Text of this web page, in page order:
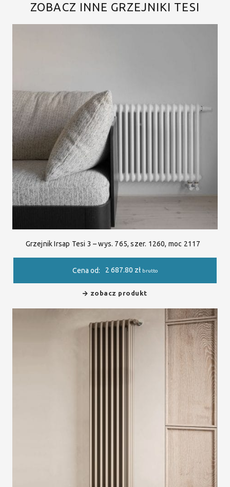
ZOBACZ INNE GRZEJNIKI TESI
Grzejnik Irsap Tesi 3 – wys. 765, szer. 1260, moc 2117
Cena od: 2 687.80 zł brutto
zobacz produkt